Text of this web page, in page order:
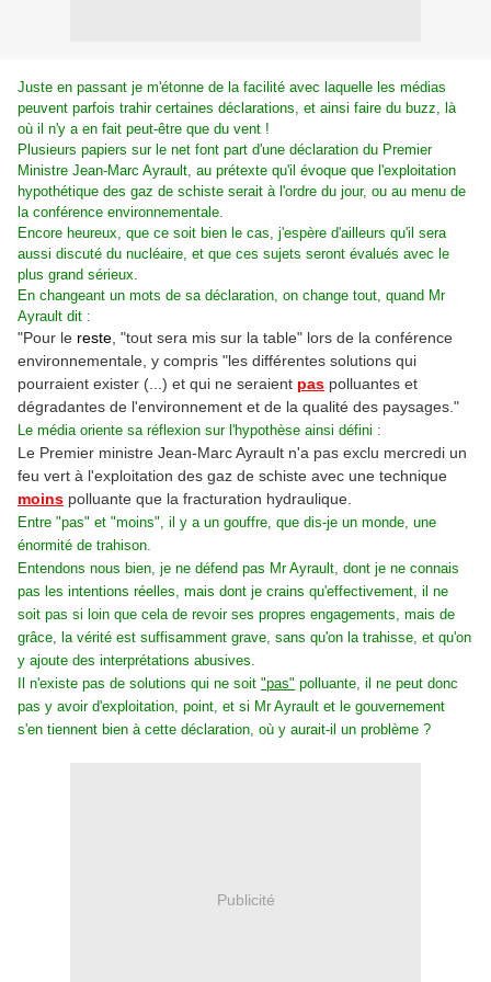
Juste en passant je m'étonne de la facilité avec laquelle les médias
peuvent parfois trahir certaines déclarations, et ainsi faire du buzz, là
où il n'y a en fait peut-être que du vent !
Plusieurs papiers sur le net font part d'une déclaration du Premier
Ministre Jean-Marc Ayrault, au prétexte qu'il évoque que l'exploitation
hypothétique des gaz de schiste serait à l'ordre du jour, ou au menu de
la conférence environnementale.
Encore heureux, que ce soit bien le cas, j'espère d'ailleurs qu'il sera
aussi discuté du nucléaire, et que ces sujets seront évalués avec le
plus grand sérieux.
En changeant un mots de sa déclaration, on change tout, quand Mr
Ayrault dit :
"Pour le reste , "tout sera mis sur la table" lors de la conférence
environnementale, y compris "les différentes solutions qui
pourraient exister (...) et qui ne seraient pas polluantes et
dégradantes de l'environnement et de la qualité des paysages."
Le média oriente sa réflexion sur l'hypothèse ainsi défini :
Le Premier ministre Jean-Marc Ayrault n'a pas exclu mercredi un
feu vert à l'exploitation des gaz de schiste avec une technique
moins polluante que la fracturation hydraulique.
Entre "pas" et "moins", il y a un gouffre, que dis-je un monde, une
énormité de trahison.
Entendons nous bien, je ne défend pas Mr Ayrault, dont je ne connais
pas les intentions réelles, mais dont je crains qu'effectivement, il ne
soit pas si loin que cela de revoir ses propres engagements, mais de
grâce, la vérité est suffisamment grave, sans qu'on la trahisse, et qu'on
y ajoute des interprétations abusives.
Il n'existe pas de solutions qui ne soit "pas" polluante, il ne peut donc
pas y avoir d'exploitation, point, et si Mr Ayrault et le gouvernement
s'en tiennent bien à cette déclaration, où y aurait-il un problème ?
Publicité